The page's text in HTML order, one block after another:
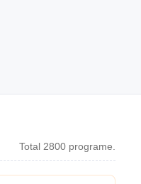
Total 2800 programe.